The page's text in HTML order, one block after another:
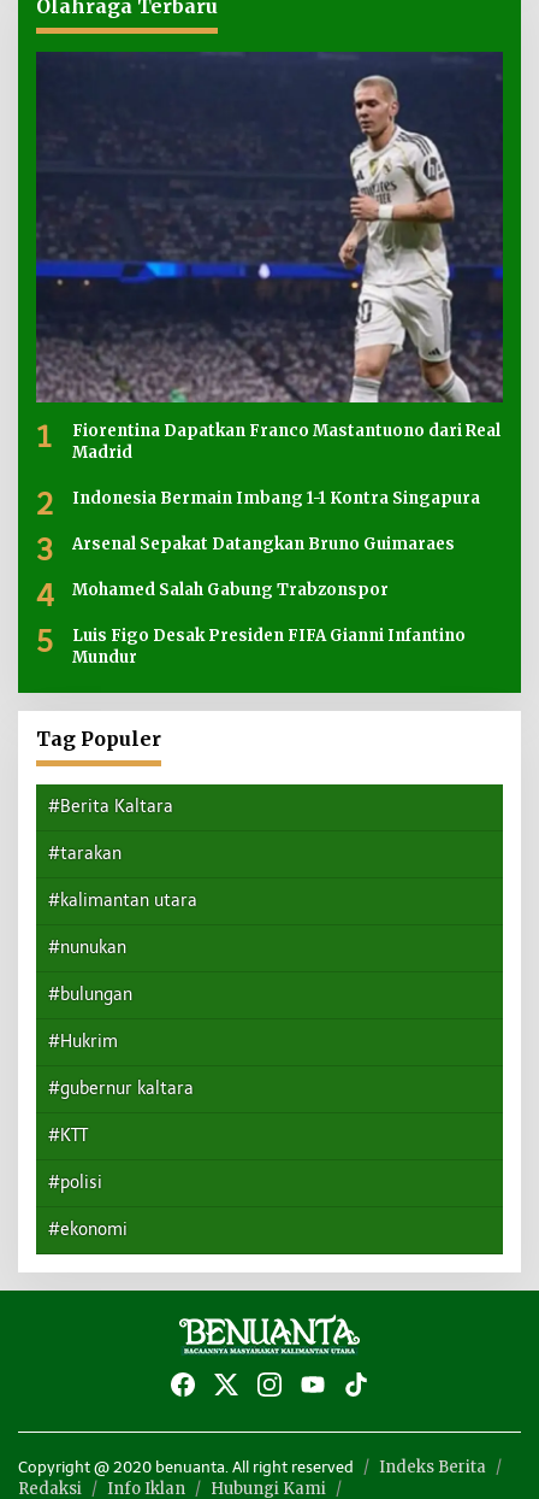
Olahraga Terbaru
1
Fiorentina Dapatkan Franco Mastantuono dari Real
Madrid
2 Indonesia Bermain Imbang 1-1 Kontra Singapura
3 Arsenal Sepakat Datangkan Bruno Guimaraes
4 Mohamed Salah Gabung Trabzonspor
5
Luis Figo Desak Presiden FIFA Gianni Infantino
Mundur
Tag Populer
#Berita Kaltara
#tarakan
#kalimantan utara
#nunukan
#bulungan
#Hukrim
#gubernur kaltara
#KTT
#polisi
#ekonomi
Copyright @ 2020 benuanta. All right reserved
Indeks Berita
Redaksi
Info Iklan Hubungi Kami